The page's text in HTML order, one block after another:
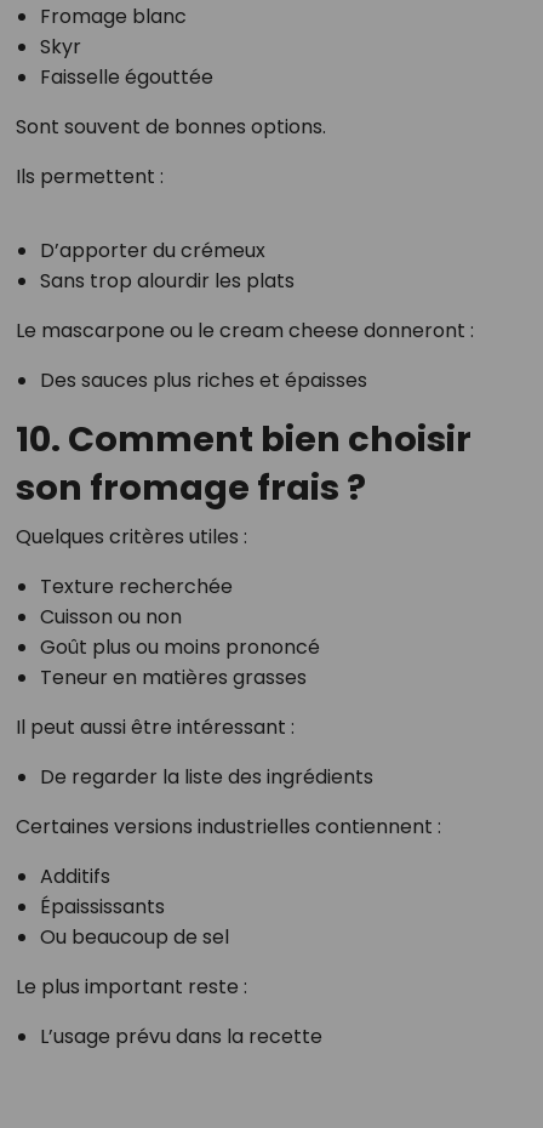
Fromage blanc
Skyr
Faisselle égouttée
Sont souvent de bonnes options.
Ils permettent :
D’apporter du crémeux
Sans trop alourdir les plats
Le mascarpone ou le cream cheese donneront :
Des sauces plus riches et épaisses
10. Comment bien choisir
son fromage frais ?
Quelques critères utiles :
Texture recherchée
Cuisson ou non
Goût plus ou moins prononcé
Teneur en matières grasses
Il peut aussi être intéressant :
De regarder la liste des ingrédients
Certaines versions industrielles contiennent :
Additifs
Épaississants
Ou beaucoup de sel
Le plus important reste :
L’usage prévu dans la recette